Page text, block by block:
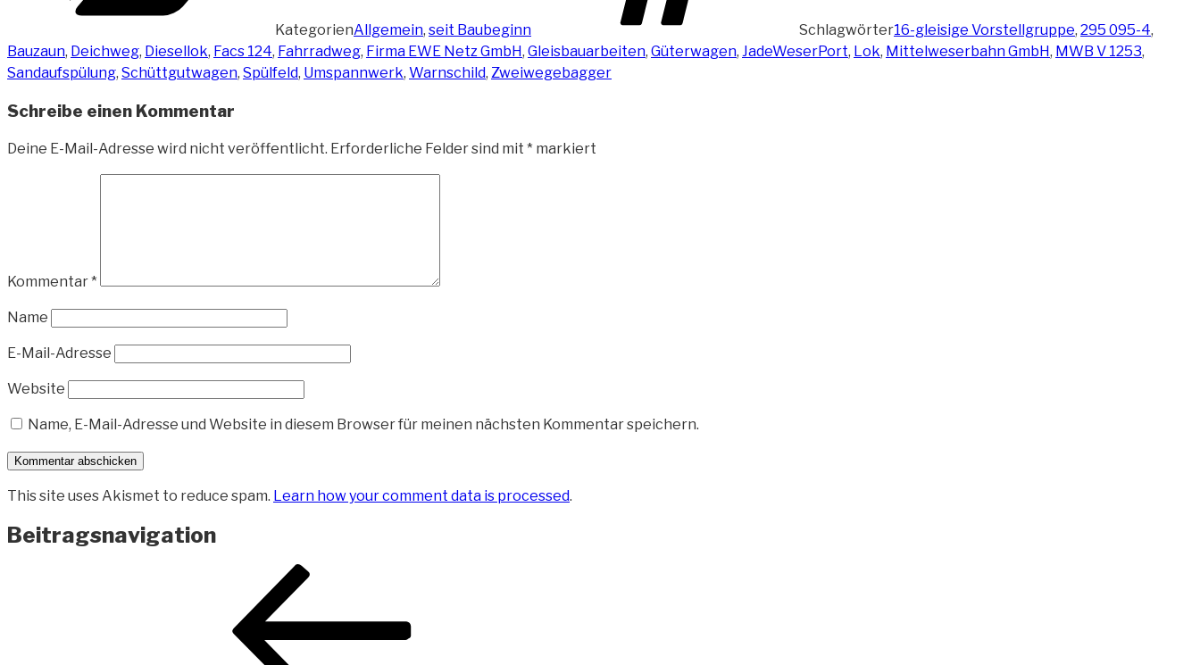
KategorienAllgemein, seit Baubeginn Schlagwörter16-gleisige Vorstellgruppe, 295 095-4,
Bauzaun, Deichweg, Diesellok, Facs 124, Fahrradweg, Firma EWE Netz GmbH, Gleisbauarbeiten, Güterwagen, JadeWeserPort, Lok, Mittelweserbahn GmbH, MWB V 1253,
Sandaufspülung, Schüttgutwagen, Spülfeld, Umspannwerk, Warnschild, Zweiwegebagger
Schreibe einen Kommentar
Deine E-Mail-Adresse wird nicht veröffentlicht. Erforderliche Felder sind mit * markiert
Kommentar*
Name
E-Mail-Adresse
Website
Name, E-Mail-Adresse und Website in diesem Browser für meinen nächsten Kommentar speichern.
This site uses Akismet to reduce spam. Learn how your comment data is processed.
Beitragsnavigation